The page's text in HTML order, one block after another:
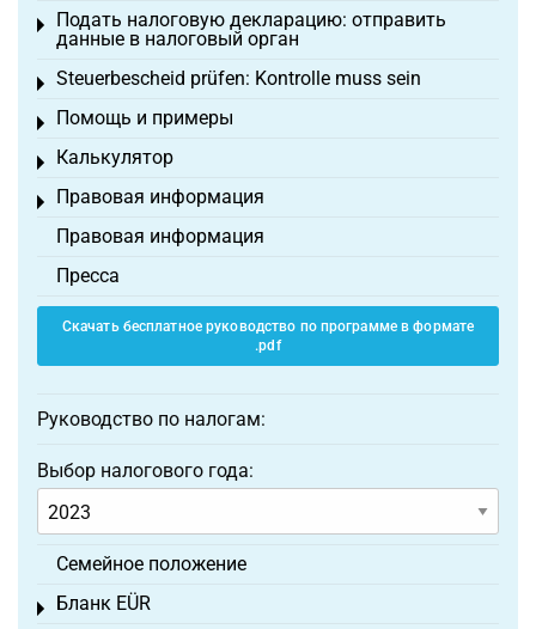
Подать налоговую декларацию: отправить
данные в налоговый орган
Toggle menu
Steuerbescheid prüfen: Kontrolle muss sein
Toggle menu
Помощь и примеры
Toggle menu
Калькулятор
Toggle menu
Правовая информация
Toggle menu
Правовая информация
Пресса
Скачать бесплатное руководство по программе в формате
.pdf
Руководство по налогам:
Выбор налогового года:
Семейное положение
Бланк EÜR
Toggle menu